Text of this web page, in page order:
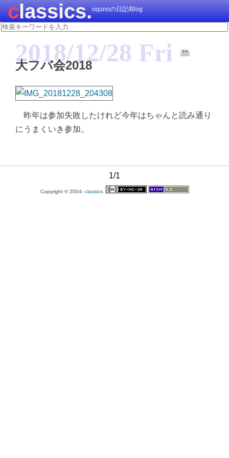
classics.oqunoの日記/Blog
2018/12/28 Fri
大フバ会2018
昨年は参加失敗したけれど今年はちゃんと読み通り
にうまくいき参加。
1/1
Copyright © 2004- classics.